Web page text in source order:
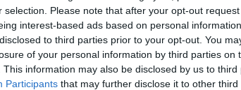
selection. Please note that after your opt-out
interest-based ads based on personal
to third parties prior to your opt-out. You
of your personal information by third parties on
This information may also be disclosed by us to
Participants that may further disclose it to other third
Egymástól mind távolabbra 2002-
MH cikke) Arthur Schnitzler: Távoli
Színház Rendező: Máté Gábor
Andor, Szirtes Ági Urs Widmer: Top
Rendező: Bagossy LászlóKét darab,